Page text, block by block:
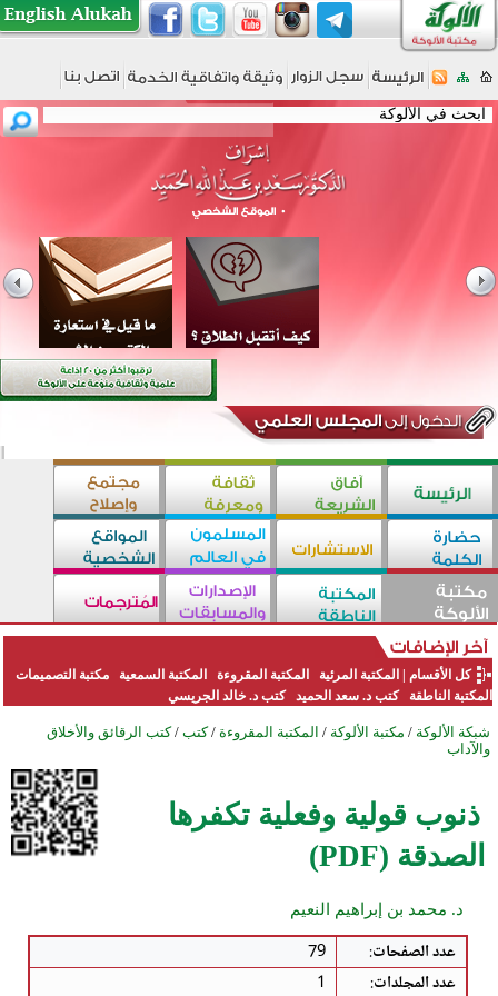
كل الأقسام المكتبة المرئية المكتبة المقروءة المكتبة السمعية
مكتبة التصميمات
المكتبة الناطقة
كتب د. سعد الحميد كتب د. خالد الجريسي
شبكة الألوكة / مكتبة الألوكة / المكتبة المقروءة / كتب / كتب الرقائق والأخلاق
والآداب
ذنوب قولية وفعلية تكفرها
الصدقة (PDF)
د. محمد بن إبراهيم النعيم
عدد الصفحات:
79
عدد المجلدات:
1